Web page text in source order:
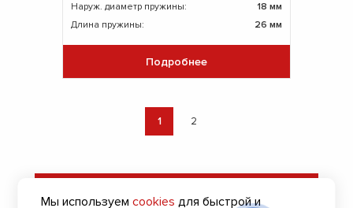
Наруж. диаметр пружины:
18 мм
Длина пружины:
26 мм
Подробнее
1 2
на подбор пружин
Мы используемcookies для быстрой и